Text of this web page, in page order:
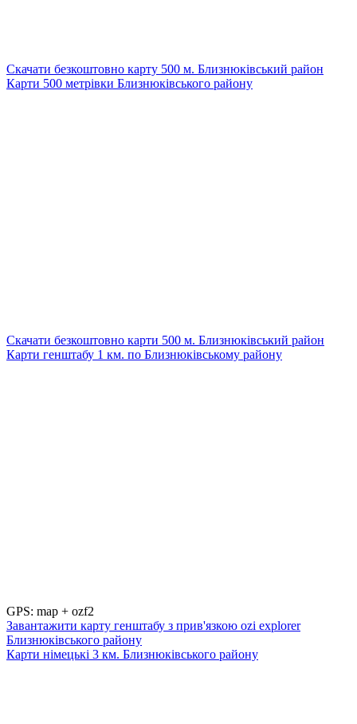
Скачати безкоштовно карту 500 м. Близнюківський район
Карти 500 метрівки Близнюківського району
Скачати безкоштовно карти 500 м. Близнюківський район
Карти генштабу 1 км. по Близнюківському району
GPS: map + ozf2
Завантажити карту генштабу з прив'язкою ozi explorer
Близнюківського району
Карти німецькі 3 км. Близнюківського району